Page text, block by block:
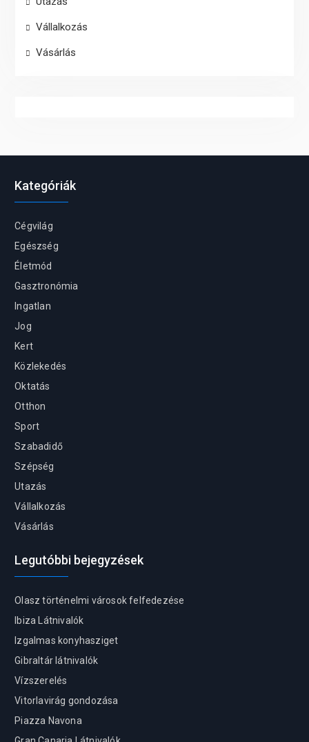
Vállalkozás
Vásárlás
Kategóriák
Cégvilág
Egészség
Életmód
Gasztronómia
Ingatlan
Jog
Kert
Közlekedés
Oktatás
Otthon
Sport
Szabadidő
Szépség
Utazás
Vállalkozás
Vásárlás
Legutóbbi bejegyzések
Olasz történelmi városok felfedezése
Ibiza Látnivalók
Izgalmas konyhasziget
Gibraltár látnivalók
Vízszerelés
Vitorlavirág gondozása
Piazza Navona